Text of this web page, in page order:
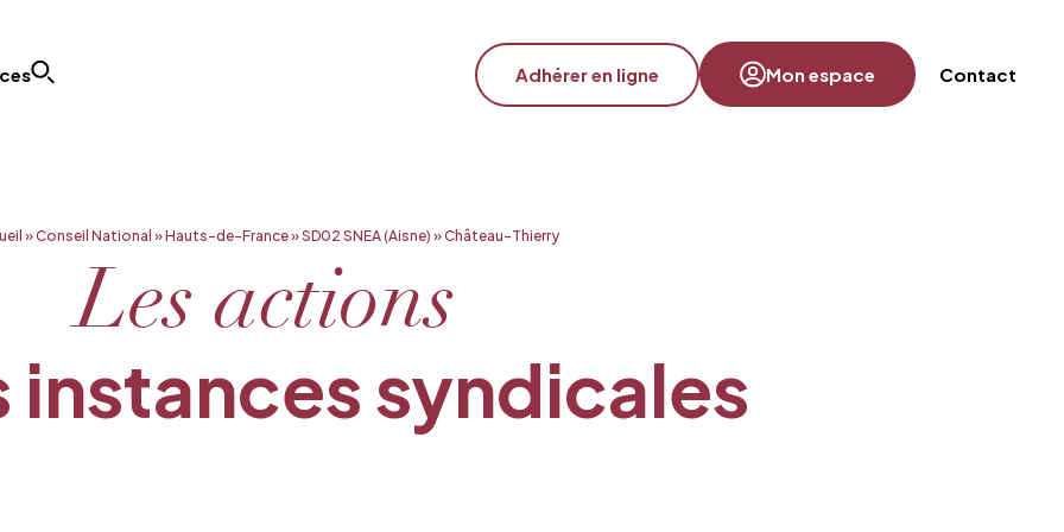
Adhérer en ligne Mon espace Contact
»Conseil National »Hauts-de-France»SD02 SNEA (Aisne) »Château-Thierry
Les actions
instances syndicales